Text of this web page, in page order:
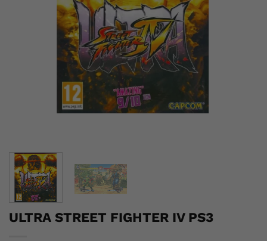
ULTRA STREET FIGHTER IV PS3